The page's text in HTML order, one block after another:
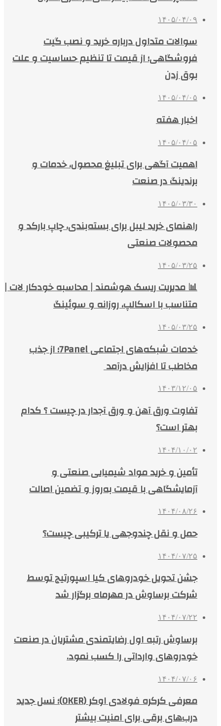
۱۴۰۵/۰۴/۰۹
سوالات متداول درباره خرید و نصب گیت
فروشگاهی؛ از قیمت تا تنظیم حساسیت و علت
بوق زدن
۱۴۰۵/۰۴/۰۵
اخبار هفته
۱۴۰۵/۰۴/۰۵
اهمیت آگهی برای تبلیغ محصول، خدمات و
برندینگ در صنعت
۱۴۰۵/۰۳/۳۰
راهنمای خرید لیبل برای بسته‌بندی، چاپ بارکد و
محصولات صنعتی
۱۴۰۵/۰۳/۲۵
📊 مدیریت ریسک هوشمند | محاسبه خودکار لات |
متناسب با اسکالپ، روزانه و سوئینگ
۱۴۰۵/۰۳/۲۵
خدمات شبکه‌های اجتماعی 7Panel؛ از جذب
مخاطب تا افزایش درآمد
۱۴۰۳/۱۲/۰۵
تفاوت ورق آهن و ورق آجدار در چیست ؟ کدام
بهتر است؟
۱۴۰۴/۱۰/۰۲
تأمین و خرید مواد شیمیایی صنعتی و
آزمایشگاهی با قیمت به‌روز و تضمین اصالت
۱۴۰۴/۰۸/۲۶
حمل و نقل چندوجهی یا ترکیبی چیست؟
۱۴۰۴/۰۷/۲۵
جشن تحویل خودروهای کیا اسپورتیج توسط
شرکت برساوش در مهرماه برگزار شد
۱۴۰۴/۰۷/۲۲
برساوش رتبه اول رضایتمندی مشتریان در صنعت
خودروهای وارداتی را کسب نمود.
۱۴۰۴/۰۷/۰۶
معرفی کرکره فولادی اوکر (OKER)؛ نسل جدید
درب‌های برقی برای امنیت بیشتر